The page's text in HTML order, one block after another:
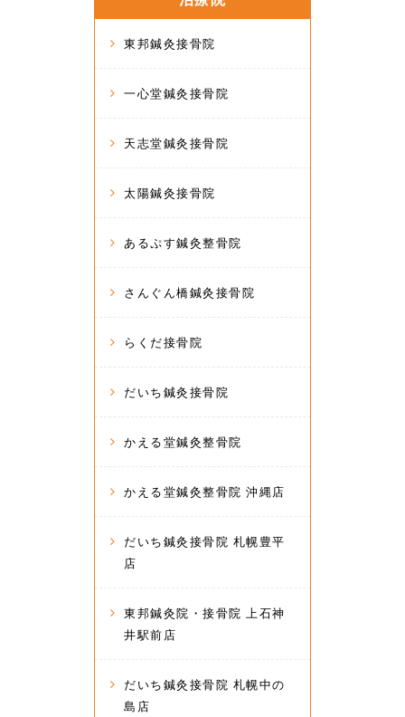
東邦鍼灸接骨院
一心堂鍼灸接骨院
天志堂鍼灸接骨院
太陽鍼灸接骨院
あるぷす鍼灸整骨院
さんぐん橋鍼灸接骨院
らくだ接骨院
だいち鍼灸接骨院
かえる堂鍼灸整骨院
かえる堂鍼灸整骨院 沖縄店
だいち鍼灸接骨院 札幌豊平
店
東邦鍼灸院・接骨院 上石神
井駅前店
だいち鍼灸接骨院 札幌中の
島店